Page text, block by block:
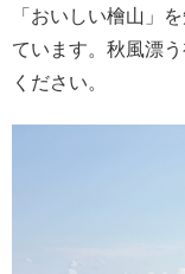
「おいしい檜山」
ています。秋風漂
ください。